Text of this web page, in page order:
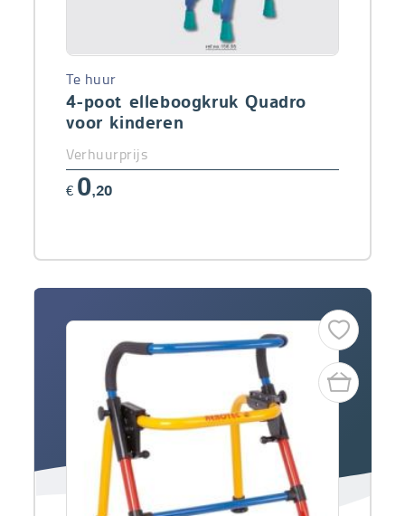
4-poot elleboogkruk Quadro
voor kinderen
Te huur
Verhuurprijs
€ 0,20